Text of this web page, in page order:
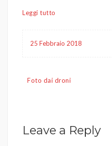
Leggi tutto
25 Febbraio 2018
Navigazione
Foto dai droni
Leave a Reply